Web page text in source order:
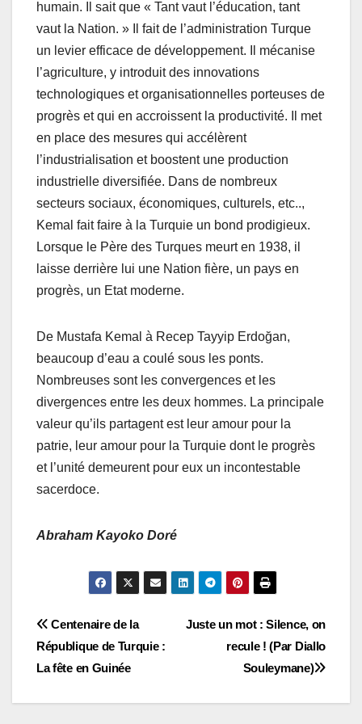
humain. Il sait que « Tant vaut l’éducation, tant
vaut la Nation. » Il fait de l’administration Turque
un levier efficace de développement. Il mécanise
l’agriculture, y introduit des innovations
technologiques et organisationnelles porteuses de
progrès et qui en accroissent la productivité. Il met
en place des mesures qui accélèrent
l’industrialisation et boostent une production
industrielle diversifiée. Dans de nombreux
secteurs sociaux, économiques, culturels, etc..,
Kemal fait faire à la Turquie un bond prodigieux.
Lorsque le Père des Turques meurt en 1938, il
laisse derrière lui une Nation fière, un pays en
progrès, un Etat moderne.
De Mustafa Kemal à Recep Tayyip Erdoğan,
beaucoup d’eau a coulé sous les ponts.
Nombreuses sont les convergences et les
divergences entre les deux hommes. La principale
valeur qu’ils partagent est leur amour pour la
patrie, leur amour pour la Turquie dont le progrès
et l’unité demeurent pour eux un incontestable
sacerdoce.
Abraham Kayoko Doré
Navigation
de
l’article
Juste un mot : Silence, on
recule ! (Par Diallo
Souleymane)
Centenaire de la
République de Turquie :
La fête en Guinée